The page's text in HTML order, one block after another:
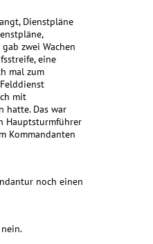
Dienstpläne
zwei Wachen
eine
mal zum
mit
hatte. Das war
Hauptsturmführer
Kommandanten
noch einen